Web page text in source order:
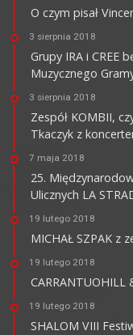
O czym pisał
3 sierpnia 2018
Grupy IRA i CREE
Muzycznego
3 sierpnia 2018
Zespół KOMBII,
Tkaczyk z
7 maja 2018
25.
Ulicznych LA
19 lutego 2018
MICHAŁ SZPAK z
19 lutego 2018
CARRANTUOHILL
19 lutego 2018
SHALOM VIII